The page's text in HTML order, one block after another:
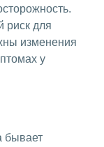
риск для
изменения
у
бывает